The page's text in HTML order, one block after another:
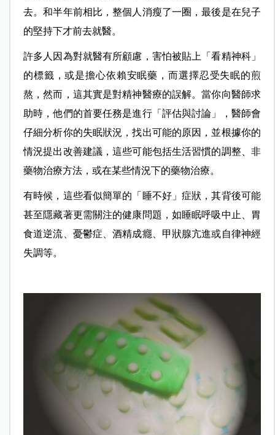
去。和半年前相比，整個人消瘦了一圈，最後是在兒子
的堅持下才前去就醫。
許多人因為對就醫有所顧慮，害怕被貼上「看精神科」
的標籤，或是擔心依賴安眠藥，而選擇忍受失眠的煎
熬，然而，這其實是對精神醫療的誤解。當你向醫師求
助時，他們的首要任務是進行「評估與討論」，醫師會
仔細分析你的失眠狀況，找出可能的原因，並根據你的
情況提出改善建議，這些可能包括生活習慣的調整、非
藥物治療方法，或在某些情況下的藥物治療。
有時候，這些看似簡單的「睡不好」症狀，其背後可能
甚至隱藏著更需關注的健康問題，如睡眠呼吸中止、胃
食道逆流、憂鬱症、酒精成癮、甲狀腺亢進或自律神經
失調等。